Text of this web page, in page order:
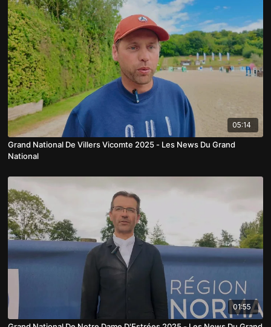
05:14
Grand National De Villers Vicomte 2025 - Les News Du Grand
National
01:55